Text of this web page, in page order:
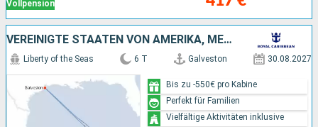
Vollpension
VEREINIGTE STAATEN VON AMERIKA, MEXIKO
Liberty of the Seas 6 T Galveston 30.08.2027
Bis zu -550€ pro Kabine
Perfekt für Familien
Vielfältige Aktivitäten inklusive